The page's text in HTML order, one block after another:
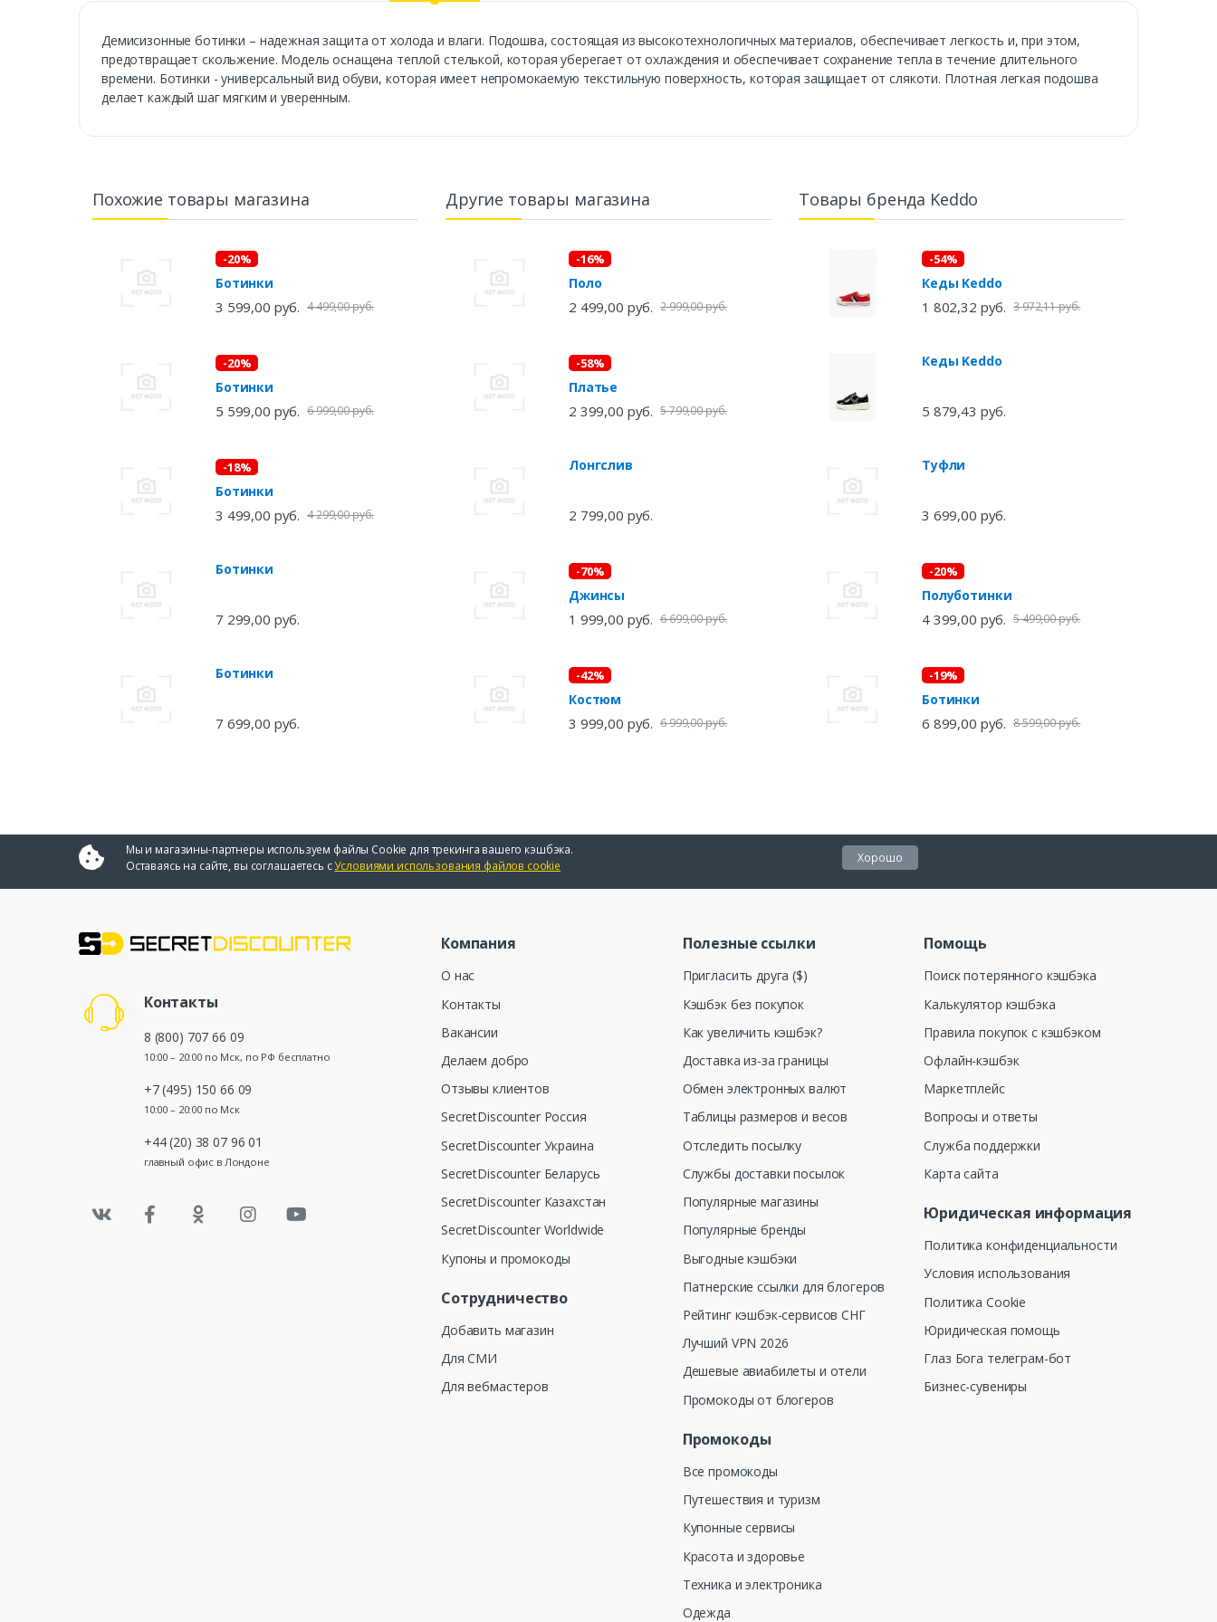
Демисизонные ботинки – надежная защита от холода и влаги. Подошва, состоящая из высокотехнологичных материалов, обеспечивает легкость и, при этом,
предотвращает скольжение. Модель оснащена теплой стелькой, которая уберегает от охлаждения и обеспечивает сохранение тепла в течение длительного
времени. Ботинки - универсальный вид обуви, которая имеет непромокаемую текстильную поверхность, которая защищает от слякоти. Плотная легкая подошва
делает каждый шаг мягким и уверенным.
Похожие товары магазина
-20%
Ботинки
3 599,00 руб. 4 499,00 руб.
-20%
Ботинки
5 599,00 руб. 6 999,00 руб.
-18%
Ботинки
3 499,00 руб. 4 299,00 руб.
Ботинки
7 299,00 руб.
Ботинки
7 699,00 руб.
Другие товары магазина
-16%
Поло
2 499,00 руб. 2 999,00 руб.
-58%
Платье
2 399,00 руб. 5 799,00 руб.
Лонгслив
2 799,00 руб.
-70%
Джинсы
1 999,00 руб. 6 699,00 руб.
-42%
Костюм
3 999,00 руб. 6 999,00 руб.
Товары бренда Keddo
-54%
Кеды Keddo
1 802,32 руб. 3 972,11 руб.
Кеды Keddo
5 879,43 руб.
Туфли
3 699,00 руб.
-20%
Полуботинки
4 399,00 руб. 5 499,00 руб.
-19%
Ботинки
6 899,00 руб. 8 599,00 руб.
Мы и магазины-партнеры используем файлы Cookie для трекинга вашего кэшбэка.
Оставаясь на сайте, вы соглашаетесь сУсловиями использования файлов cookie
Хорошо
Контакты
8 (800) 707 66 09
10:00 – 20:00 по Мск, по РФ бесплатно
+7 (495) 150 66 09
10:00 – 20:00 по Мск
+44 (20) 38 07 96 01
главный офис в Лондоне
Компания
О нас
Контакты
Вакансии
Делаем добро
Отзывы клиентов
SecretDiscounter Россия
SecretDiscounter Украина
SecretDiscounter Беларусь
SecretDiscounter Казахстан
SecretDiscounter Worldwide
Купоны и промокоды
Сотрудничество
Добавить магазин
Для СМИ
Для вебмастеров
Полезные ссылки
Пригласить друга ($)
Кэшбэк без покупок
Как увеличить кэшбэк?
Доставка из-за границы
Обмен электронных валют
Таблицы размеров и весов
Отследить посылку
Службы доставки посылок
Популярные магазины
Популярные бренды
Выгодные кэшбэки
Патнерские ссылки для блогеров
Рейтинг кэшбэк-сервисов СНГ
Лучший VPN 2026
Дешевые авиабилеты и отели
Промокоды от блогеров
Промокоды
Все промокоды
Путешествия и туризм
Купонные сервисы
Красота и здоровье
Техника и электроника
Одежда
Помощь
Поиск потерянного кэшбэка
Калькулятор кэшбэка
Правила покупок с кэшбэком
Офлайн-кэшбэк
Маркетплейс
Вопросы и ответы
Служба поддержки
Карта сайта
Юридическая информация
Политика конфиденциальности
Условия использования
Политика Cookie
Юридическая помощь
Глаз Бога телеграм-бот
Бизнес-сувениры